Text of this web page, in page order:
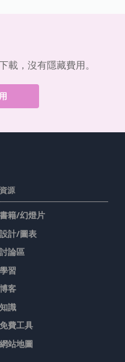
載，沒有隱藏費用。
資源
書籍/幻燈片
設計/圖表
討論區
學習
博客
知識
免費工具
網站地圖